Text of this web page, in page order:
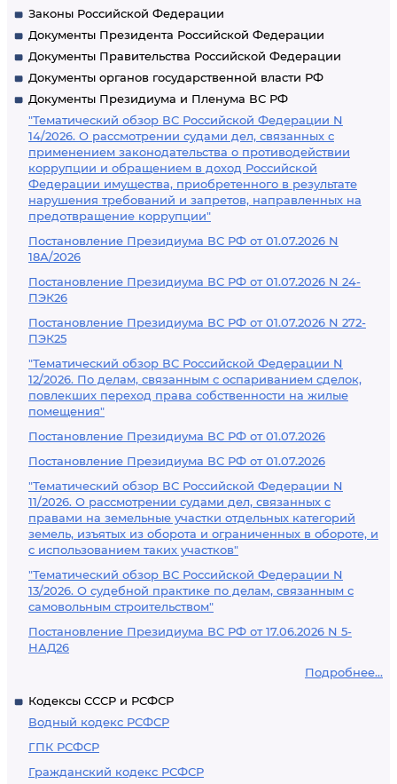
Законы Российской Федерации
Документы Президента Российской Федерации
Документы Правительства Российской Федерации
Документы органов государственной власти РФ
Документы Президиума и Пленума ВС РФ
"Тематический обзор ВС Российской Федерации N
14/2026. О рассмотрении судами дел, связанных с
применением законодательства о противодействии
коррупции и обращением в доход Российской
Федерации имущества, приобретенного в результате
нарушения требований и запретов, направленных на
предотвращение коррупции"
Постановление Президиума ВС РФ от 01.07.2026 N
18А/2026
Постановление Президиума ВС РФ от 01.07.2026 N 24-
ПЭК26
Постановление Президиума ВС РФ от 01.07.2026 N 272-
ПЭК25
"Тематический обзор ВС Российской Федерации N
12/2026. По делам, связанным с оспариванием сделок,
повлекших переход права собственности на жилые
помещения"
Постановление Президиума ВС РФ от 01.07.2026
Постановление Президиума ВС РФ от 01.07.2026
"Тематический обзор ВС Российской Федерации N
11/2026. О рассмотрении судами дел, связанных с
правами на земельные участки отдельных категорий
земель, изъятых из оборота и ограниченных в обороте, и
с использованием таких участков"
"Тематический обзор ВС Российской Федерации N
13/2026. О судебной практике по делам, связанным с
самовольным строительством"
Постановление Президиума ВС РФ от 17.06.2026 N 5-
НАД26
Подробнее...
Кодексы СССР и РСФСР
Водный кодекс РСФСР
ГПК РСФСР
Гражданский кодекс РСФСР